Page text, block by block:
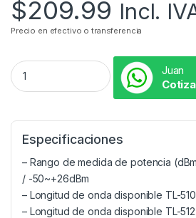
$209.99 Incl.
Precio en efectivo o transferencia
Juan
Especificaciones
– Rango de medida de potencia
/ -50~+26dBm
– Longitud de onda disponible TL-
– Longitud de onda disponible TL-512: